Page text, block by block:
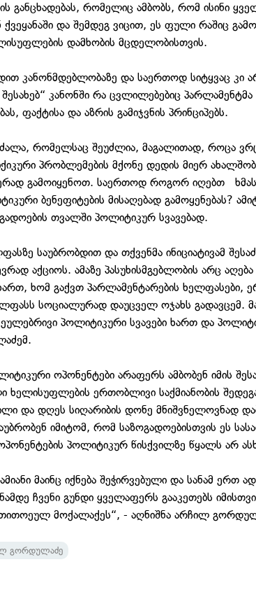
განცხადებას, რომელიც ამბობს, რომ ისინი
ქვეყანაში და შემდეგ ვიცით, ეს ფული რაშიც
დამხობის მცდელობისთვის.
კანონმდებლობაზე და საერთოდ სიტყვაც კი
კანონში რა ცვლილებებიც
ფაქტისა და აზრის გამიჯვნის პრინციპებს.
რომელსაც შეუძლია, მაგალითად, როცა
პრობლემების მქონე დედის მიერ
გამოიყენოთ. საერთოდ როგორ იღებთ
ბენეფიტების მისაღებად გამოყენებას?
თვალში პოლიტიკურ სვავებად.
საუბრობდით და თქვენმა ინიციატივამ
აქციოს. ამაზე პასუხისმგებლობის არც
ხომ გაქვთ პარლამენტარების ხელფასები,
სოციალურად დაუცველ ოჯახს გადავცემ.
პოლიტიკური სვავები ხართ და
ოპონენტები არაფერს ამბობენ იმის
ხელისუფლების ერთობლივი საქმიანობის
და დღეს სიღარიბის დონე მნიშვნელოვნად
იმიტომ, რომ საზოგადოებისთვის ეს
პოლიტიკურ წისქვილზე წყალს არ
მაინც იქნება შეჭირვებული და სანამ ერთ
ჩვენი გუნდი ყველაფერს გააკეთებს
მოქალაქეს“, - აღნიშნა არჩილ
გორდულაძე